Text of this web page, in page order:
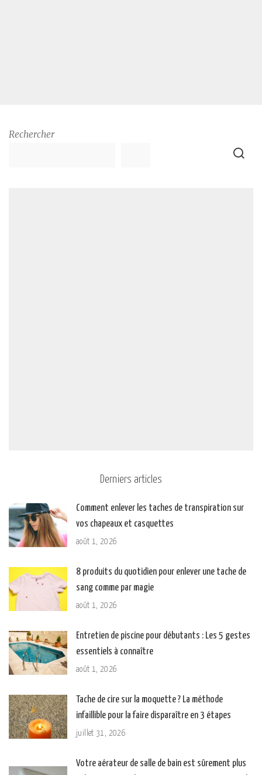
Rechercher
Derniers articles
Comment enlever les taches de transpiration sur
vos chapeaux et casquettes
août 1, 2026
8 produits du quotidien pour enlever une tache de
sang comme par magie
août 1, 2026
Entretien de piscine pour débutants : Les 5 gestes
essentiels à connaître
août 1, 2026
Tache de cire sur la moquette ? La méthode
infaillible pour la faire disparaître en 3 étapes
juillet 31, 2026
Votre aérateur de salle de bain est sûrement plus